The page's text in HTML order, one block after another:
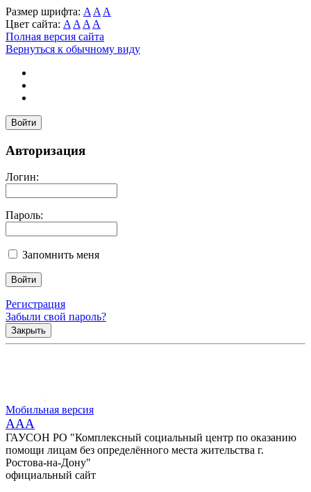
Размер шрифта: A A A
Цвет сайта: A A A A
Полная версия сайта
Вернуться к обычному виду
Войти
Авторизация
Логин:
Пароль:
Запомнить меня
Регистрация
Забыли свой пароль?
Закрыть
Мобильная версия
AAA
ГАУСОН РО "Комплексный социальный центр по оказанию
помощи лицам без определённого места жительства г.
Ростова-на-Дону"
официальный сайт